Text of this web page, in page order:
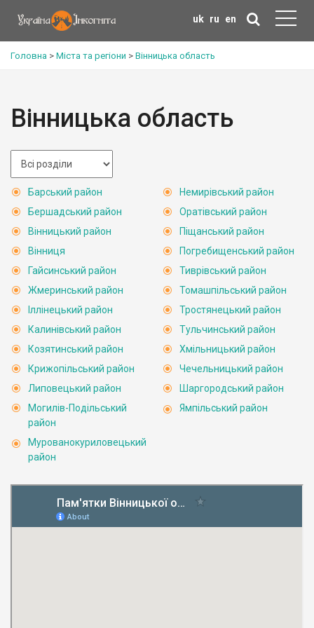
uk ru en
Головна > Міста та регіони > Вінницька область
Вінницька область
Барський район
Бершадський район
Вінницький район
Вінниця
Гайсинський район
Жмеринський район
Іллінецький район
Калинівський район
Козятинський район
Крижопільський район
Липовецький район
Могилів-Подільський
район
Мурованокуриловецький
район
Немирівський район
Оратівський район
Піщанський район
Погребищенський район
Тиврівський район
Томашпільський район
Тростянецький район
Тульчинський район
Хмільницький район
Чечельницький район
Шаргородський район
Ямпільський район